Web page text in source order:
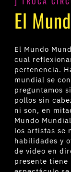
El
El Mundo
cual
pertenencia.
mundial se
preguntamos
pollos sin
ni son, en
Mundo
los artistas se
habilidades y
de video en
presente tiene